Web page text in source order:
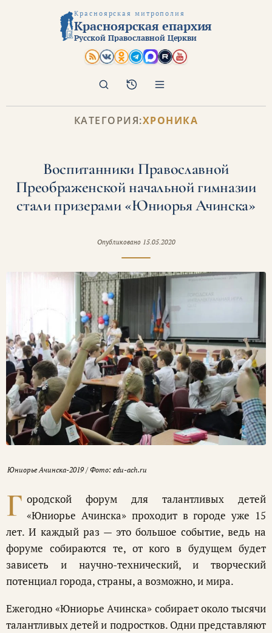
Красноярская митрополия
Красноярская епархия
Русской Православной Церкви
Архив
Поиск
КАТЕГОРИЯ:ХРОНИКА
Воспитанники Православной
Преображенской начальной гимназии
стали призерами «Юниорья Ачинска»
Опубликовано 15.05.2020
Юниорье Ачинска-2019 / Фото: edu-ach.ru
Г ородской форум для талантливых детей
«Юниорье Ачинска» проходит в городе уже 15
лет. И каждый раз — это большое событие, ведь на
форуме собираются те, от кого в будущем будет
зависеть и научно-технический, и творческий
потенциал города, страны, а возможно, и мира.
Ежегодно «Юниорье Ачинска» собирает около тысячи
талантливых детей и подростков. Одни представляют